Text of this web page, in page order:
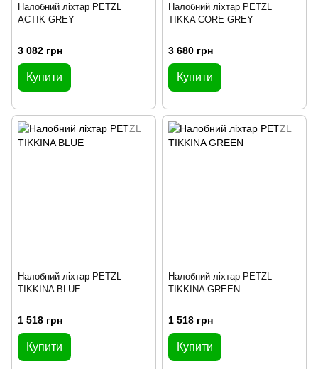
Налобний ліхтар PETZL
ACTIK GREY
3 082 грн
Купити
Налобний ліхтар PETZL
TIKKA CORE GREY
3 680 грн
Купити
Налобний ліхтар PETZL
TIKKINA BLUE
1 518 грн
Купити
Налобний ліхтар PETZL
TIKKINA GREEN
1 518 грн
Купити